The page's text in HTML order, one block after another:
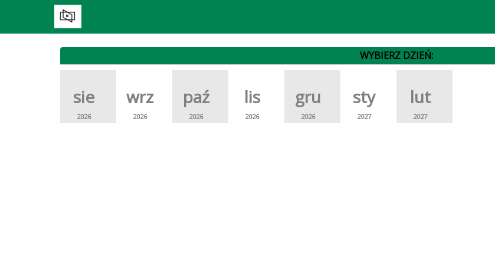
WYBIERZ DZIEŃ:
sie
2026
wrz
2026
paź
2026
lis
2026
gru
2026
sty
2027
lut
2027